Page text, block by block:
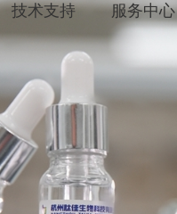
技术支持 服务中心